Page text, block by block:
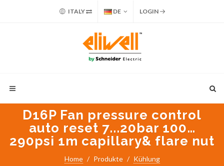
ITALY DE LOGIN
D16P Fan pressure control
auto reset 7...20bar 100…
290psi 1m capillary& flare nut
Home Produkte
Kühlung